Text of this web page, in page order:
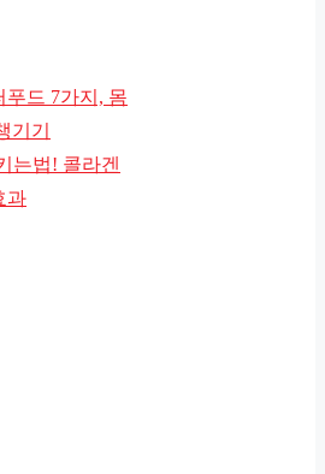
푸드 7가지, 몸
기기
는법! 콜라겐
과